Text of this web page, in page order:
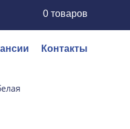
0 товаров
Контакты